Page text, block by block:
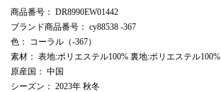
商品番号 ： DR8990EW01442
ブランド商品番号 ： cy88538 -367
色 ： コーラル（-367）
素材 ： 表地:ポリエステル100% 裏地:ポリエステル100%
原産国 ： 中国
シーズン ： 2023年 秋冬